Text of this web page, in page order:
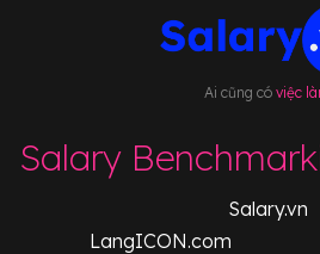
Ai cũng có việc
Salary
Salary.vn
LangICON.com